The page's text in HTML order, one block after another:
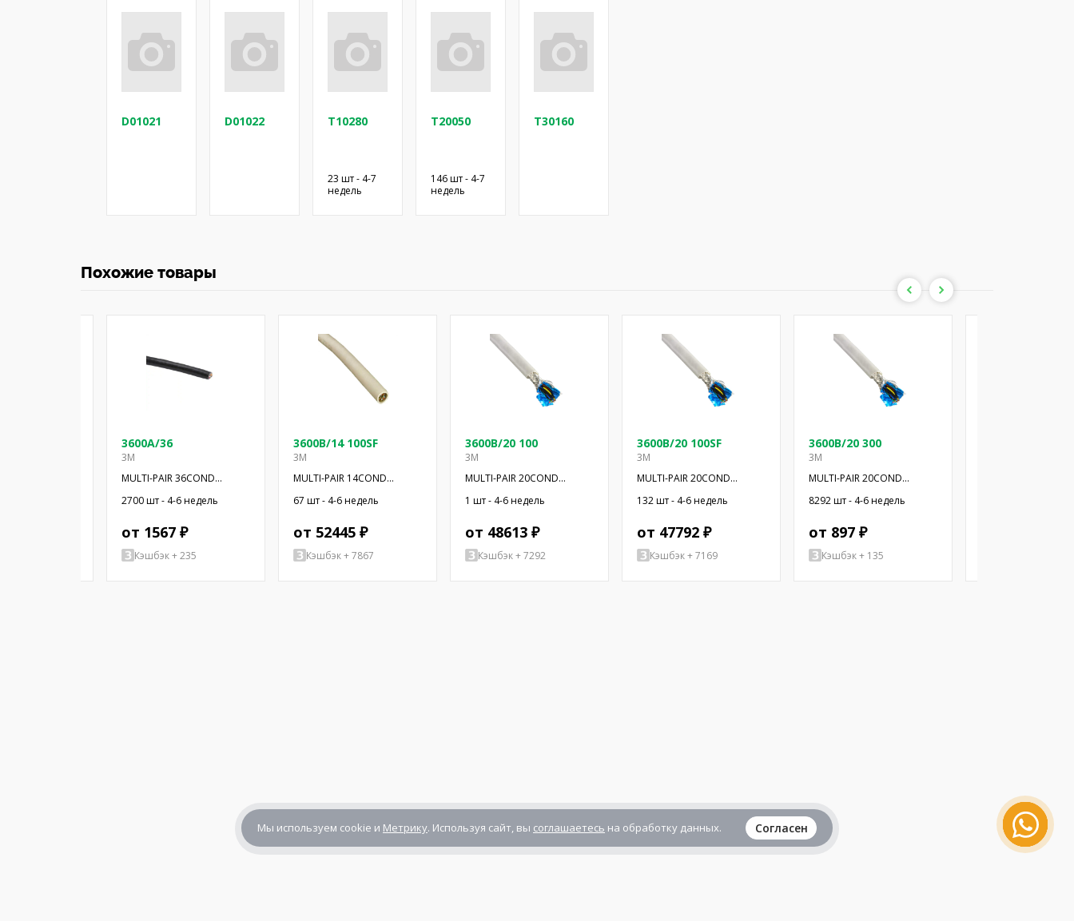
D01021 D01022 T10280
23 шт - 4-7
недель
T20050
146 шт - 4-7
недель
T30160
Похожие товары
3600A/36
3M
MULTI-PAIR 36COND
28AWG BLK 100'
2700 шт - 4-6 недель
от 1567 ₽
Кэшбэк + 235
3600B/14 100SF
3M
MULTI-PAIR 14COND
28AWG 100'
67 шт - 4-6 недель
от 52445 ₽
Кэшбэк + 7867
3600B/20 100
3M
MULTI-PAIR 20COND
28AWG 100'
1 шт - 4-6 недель
от 48613 ₽
Кэшбэк + 7292
3600B/20 100SF
3M
MULTI-PAIR 20COND
28AWG 100'
132 шт - 4-6 недель
от 47792 ₽
Кэшбэк + 7169
3600B/20 300
3M
MULTI-PAIR 20COND
28AWG 300'
8292 шт - 4-6 недель
от 897 ₽
Кэшбэк + 135
Мы используем cookie и Метрику. Используя сайт, вы соглашаетесь на обработку данных. Согласен